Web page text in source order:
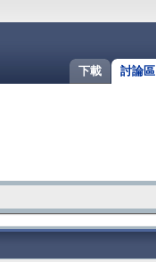
討論區
下載